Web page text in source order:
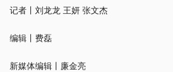
记者丨刘龙龙 王妍 张文杰
编辑丨费磊
新媒体编辑丨廉金亮